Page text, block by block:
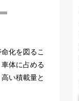
化を図るこ
体に占める
い積載量と